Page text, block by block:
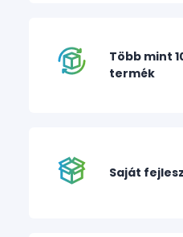
Több mint
termék
Saját